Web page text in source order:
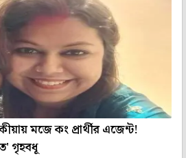
মজে কং প্রার্থীর এজেন্ট!
গৃহবধূ